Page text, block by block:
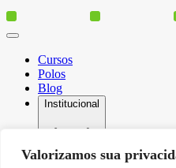
Valorizamos sua
Cursos
Polos
Blog
Institucional